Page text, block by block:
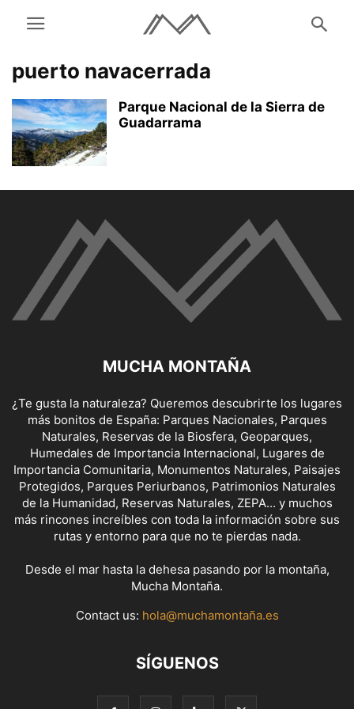
puerto navacerrada
Parque Nacional de la Sierra de
Guadarrama
MUCHA MONTAÑA
¿Te gusta la naturaleza? Queremos descubrirte los lugares
más bonitos de España: Parques Nacionales, Parques
Naturales, Reservas de la Biosfera, Geoparques,
Humedales de Importancia Internacional, Lugares de
Importancia Comunitaria, Monumentos Naturales, Paisajes
Protegidos, Parques Periurbanos, Patrimonios Naturales
de la Humanidad, Reservas Naturales, ZEPA... y muchos
más rincones increíbles con toda la información sobre sus
rutas y entorno para que no te pierdas nada.
Desde el mar hasta la dehesa pasando por la montaña,
Mucha Montaña.
Contact us: hola@muchamontaña.es
SÍGUENOS